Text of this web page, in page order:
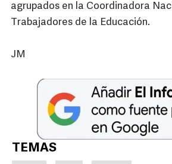
agrupados en la Coordinadora
Trabajadores de la Educación.
JM
TEMAS